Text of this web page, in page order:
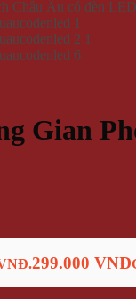
Gian
299.000 VNĐ